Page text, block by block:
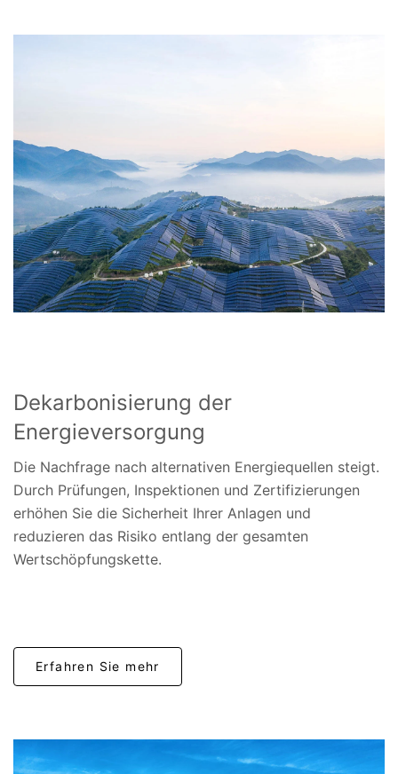
Dekarbonisierung der
Energieversorgung
Die Nachfrage nach alternativen Energiequellen steigt.
Durch Prüfungen, Inspektionen und Zertifizierungen
erhöhen Sie die Sicherheit Ihrer Anlagen und
reduzieren das Risiko entlang der gesamten
Wertschöpfungskette.
Erfahren Sie mehr